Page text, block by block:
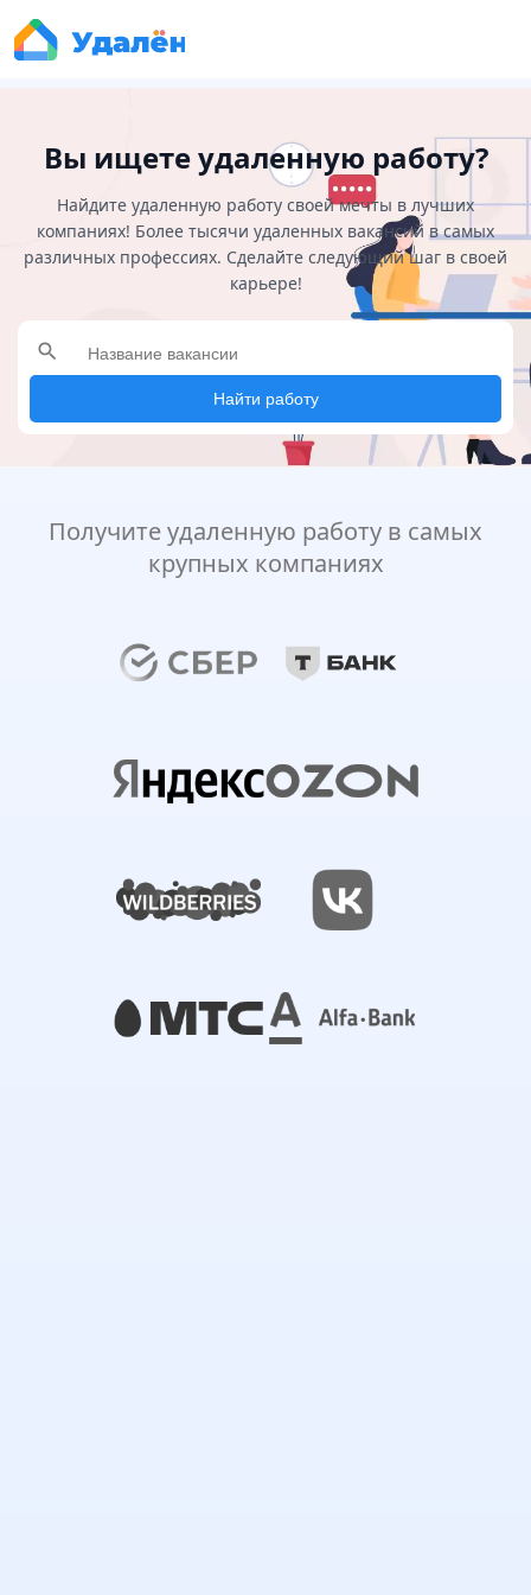
Вы ищете удаленную работу?
Найдите удаленную работу своей мечты в лучших
компаниях! Более тысячи удаленных вакансий в самых
различных профессиях. Сделайте следующий шаг в своей
карьере!
search
Найти работу
Получите удаленную работу в самых
крупных компаниях